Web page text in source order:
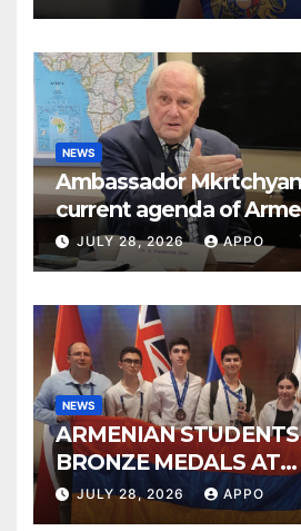
NEWS
Ambassador
current agenda of
relations at American
Council
JULY 28, 2026 APPO
NEWS
ARMENIAN
BRONZE MEDALS AT
INTERNATIONAL
OLYMPIAD
JULY 28, 2026 APPO